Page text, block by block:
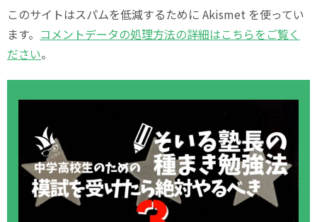
このサイトはスパムを低減するために Akismet を使ってい
ます。 コメントデータの処理方法の詳細はこちらをご覧く
ださい。